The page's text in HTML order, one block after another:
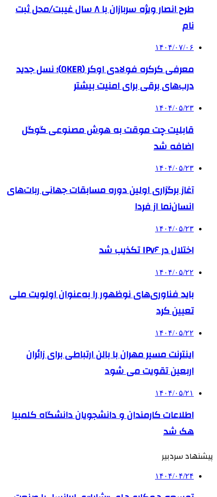
طرح انصار ویژه سربازان با ۸ سال غیبت/محل ثبت
نام
۱۴۰۴/۰۷/۰۶
معرفی کرکره فولادی اوکر (OKER)؛ نسل جدید
درب‌های برقی برای امنیت بیشتر
۱۴۰۴/۰۵/۲۳
قابلیت چت موقت به هوش مصنوعی گوگل
اضافه شد
۱۴۰۴/۰۵/۲۳
آغاز برگزاری اولین دوره مسابقات جهانی ربات‌های
انسان‌نما از فردا
۱۴۰۴/۰۵/۲۳
اختلال در IPv۶ تکذیب شد
۱۴۰۴/۰۵/۲۲
باید فناوری‌های نوظهور را به‌عنوان اولویت ملی
تعیین کرد
۱۴۰۴/۰۵/۲۲
اینترنت مسیر مهران با بالن ارتباطی برای زائران
اربعین تقویت می شود
۱۴۰۴/۰۵/۲۱
اطلاعات کارمندان و دانشجویان دانشگاه کلمبیا
هک شد
پیشنهاد سردبیر
۱۴۰۴/۰۴/۲۴